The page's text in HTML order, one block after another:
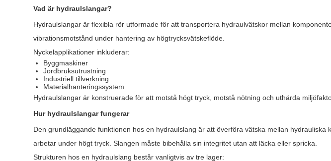
Vad är hydraulslangar?
Hydraulslangar är flexibla rör utformade för att transportera hydraulvätskor mellan
vibrationsmotstånd under hantering av högtrycksvätskeflöde.
Nyckelapplikationer inkluderar:
Byggmaskiner
Jordbruksutrustning
Industriell tillverkning
Materialhanteringssystem
Hydraulslangar är konstruerade för att motstå högt tryck, motstå nötning och uthärda
Hur hydraulslangar fungerar
Den grundläggande funktionen hos en hydraulslang är att överföra vätska mellan
arbetar under högt tryck. Slangen måste bibehålla sin integritet utan att läcka eller spricka.
Strukturen hos en hydraulslang består vanligtvis av tre lager: